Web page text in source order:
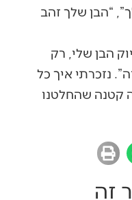
“הבן שלך זהב
הבן שלי, רק
נזכרתי איך כל
קטנה שהחלטנו
זה